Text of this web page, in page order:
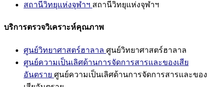
สถานีวิทยุแห่งจุฬาฯ สถานีวิทยุแห่งจุฬาฯ
บริการตรวจวิเคราะห์คุณภาพ
ศูนย์วิทยาศาสตร์ฮาลาล ศูนย์วิทยาศาสตร์ฮาลาล
ศูนย์ความเป็นเลิศด้านการจัดการสารและของเสีย
อันตราย ศูนย์ความเป็นเลิศด้านการจัดการสารและของ